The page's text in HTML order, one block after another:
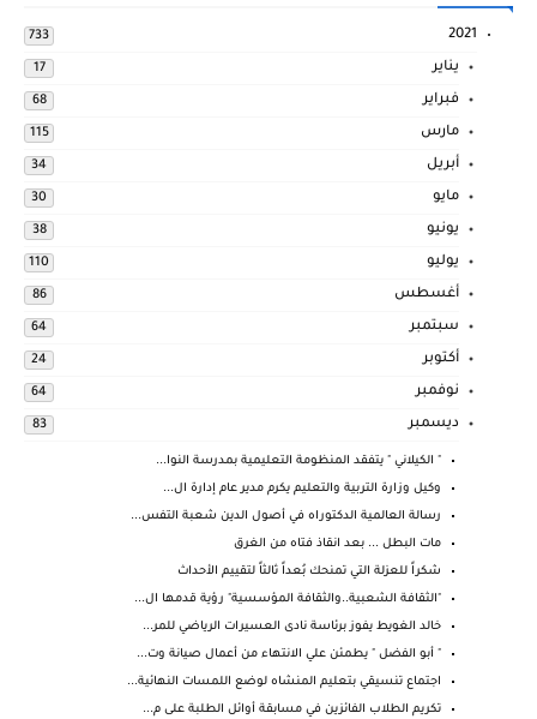
2021
733
يناير 17
فبراير 68
مارس 115
أبريل 34
مايو 30
يونيو 38
يوليو 110
أغسطس 86
سبتمبر 64
أكتوبر 24
نوفمبر 64
ديسمبر 83
" الكيلاني " يتفقد المنظومة التعليمية بمدرسة النوا...
وكيل وزارة التربية والتعليم يكرم مدير عام إدارة ال...
رسالة العالمية الدكتوراه في أصول الدين شعبة التفس...
مات البطل ... بعد انقاذ فتاه من الغرق
شكراً للعزلة التي تمنحك بُعداً ثالثاً لتقييم الأحداث
"الثقافة الشعبية..والثقافة المؤسسية" رؤية قدمها ال...
خالد الغويط يفوز برئاسة نادى العسيرات الرياضي للمر...
" أبو الفضل " يطمئن علي الانتهاء من أعمال صيانة وت...
اجتماع تنسيقي بتعليم المنشاه لوضع اللمسات النهائية...
تكريم الطلاب الفائزين في مسابقة أوائل الطلبة على م...